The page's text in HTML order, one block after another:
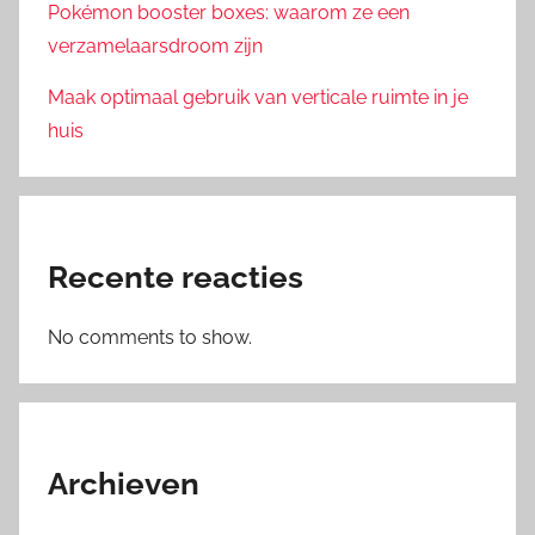
Pokémon booster boxes: waarom ze een
verzamelaarsdroom zijn
Maak optimaal gebruik van verticale ruimte in je
huis
Recente reacties
No comments to show.
Archieven